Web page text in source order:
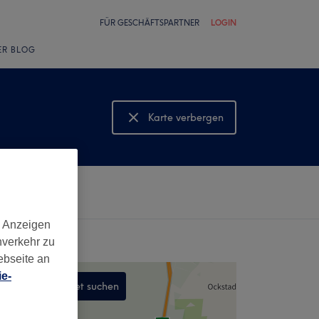
FÜR GESCHÄFTSPARTNER LOGIN
BLOG
Karte verbergen
Karte anzeigen
In diesem Gebiet suchen
zu
an